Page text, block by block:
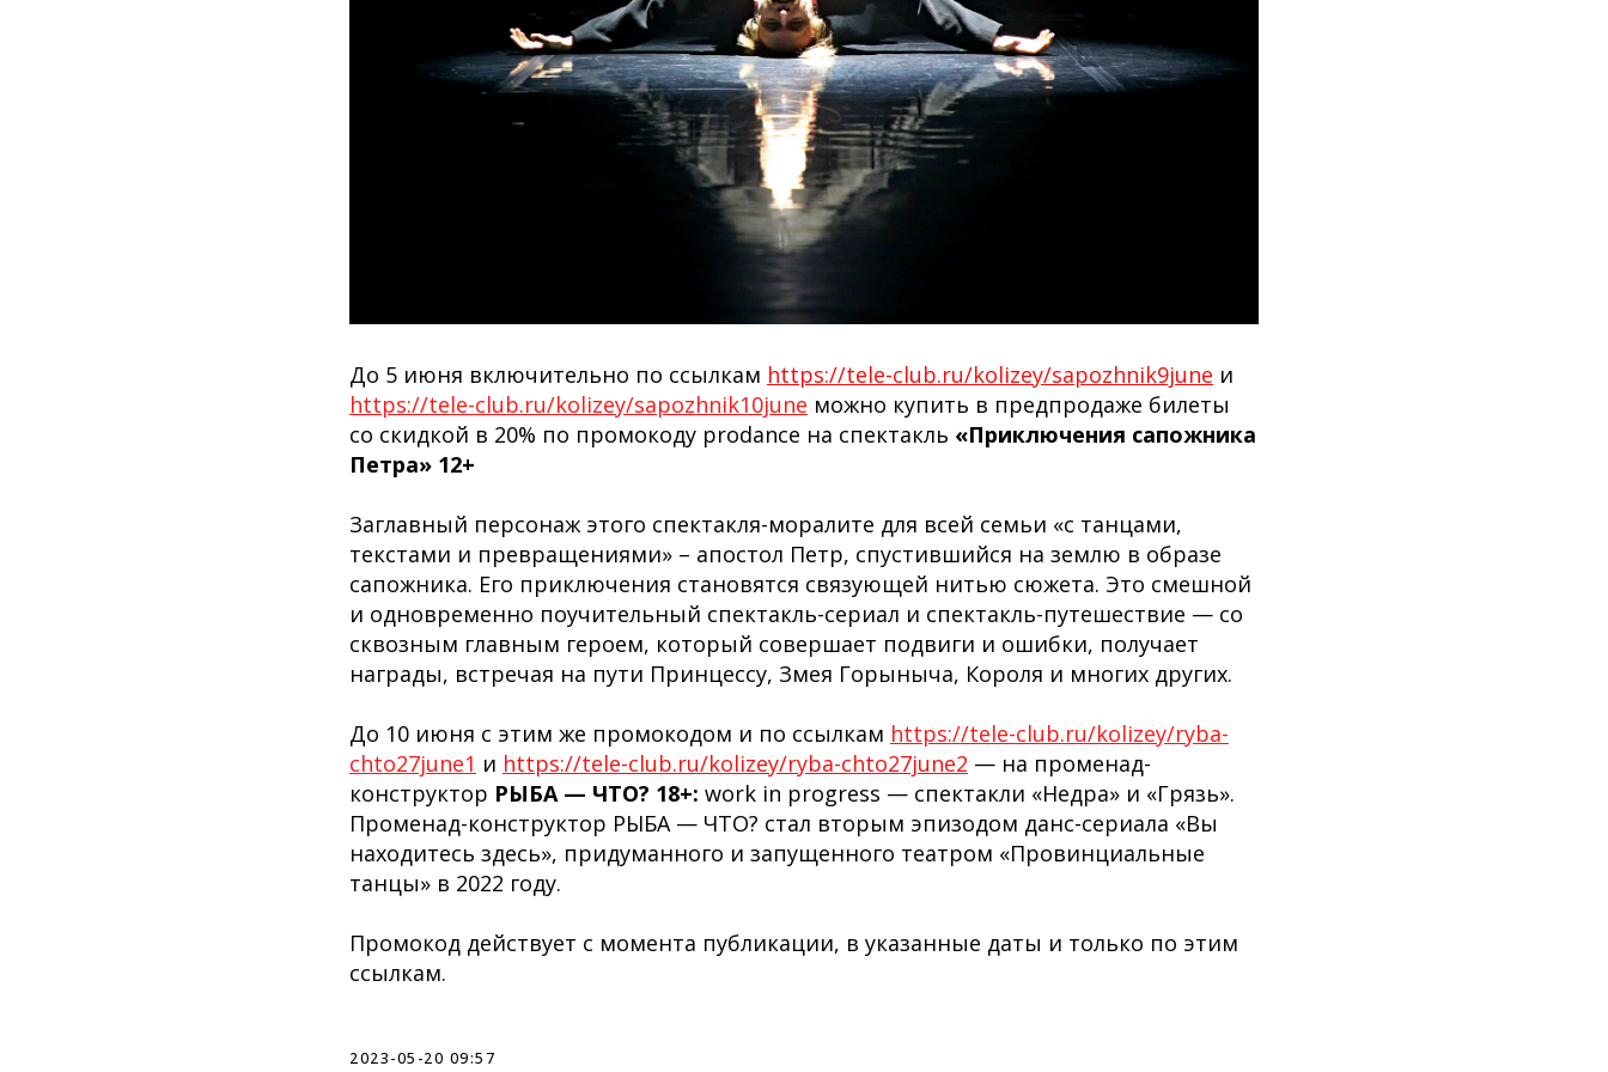
До 5 июня включительно по ссылкам https://tele-club.ru/kolizey/sapozhnik9june и
https://tele-club.ru/kolizey/sapozhnik10june можно купить в предпродаже билеты
со скидкой в 20% по промокоду prodance на спектакль «Приключения сапожника
Петра» 12+
Заглавный персонаж этого спектакля-моралите для всей семьи «с танцами,
текстами и превращениями» – апостол Петр, спустившийся на землю в образе
сапожника. Его приключения становятся связующей нитью сюжета. Это смешной
и одновременно поучительный спектакль-сериал и спектакль-путешествие — со
сквозным главным героем, который совершает подвиги и ошибки, получает
награды, встречая на пути Принцессу, Змея Горыныча, Короля и многих других.
До 10 июня с этим же промокодом и по ссылкам https://tele-club.ru/kolizey/ryba-
chto27june1 и https://tele-club.ru/kolizey/ryba-chto27june2 — на променад-
конструктор РЫБА — ЧТО? 18+: work in progress — спектакли «Недра» и «Грязь».
Променад-конструктор РЫБА — ЧТО? стал вторым эпизодом данс-сериала «Вы
находитесь здесь», придуманного и запущенного театром «Провинциальные
танцы» в 2022 году.
Промокод действует с момента публикации, в указанные даты и только по этим
ссылкам.
2023-05-20 09:57